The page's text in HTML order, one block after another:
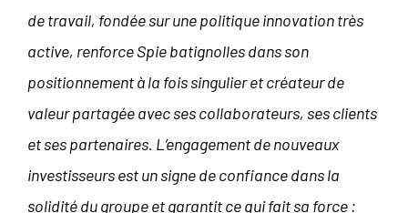
de travail, fondée sur une politique innovation très
active, renforce Spie batignolles dans son
positionnement à la fois singulier et créateur de
valeur partagée avec ses collaborateurs, ses clients
et ses partenaires. L’engagement de nouveaux
investisseurs est un signe de confiance dans la
solidité du groupe et garantit ce qui fait sa force :